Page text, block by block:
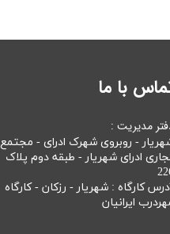
با ما
مدیریت :
- روبروی شهرک ادرای - مجتمع
ادرای شهریار - طبقه دوم پلاک
کارگاه : شهریار - رزکان - کارگاه
ایرانیان